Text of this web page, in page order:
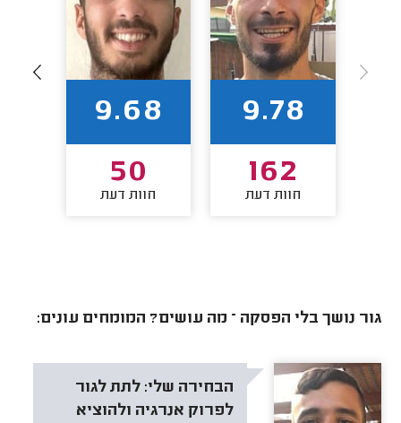
9.78
162
חוות דעת
9.68
50
חוות דעת
גור נושך בלי הפסקה – מה עושים? המומחים עונים:
הבחירה שלי: לתת לגור
לפרוק אנרגיה ולהוציא